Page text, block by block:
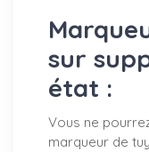
sur
état :
Vous ne
marqueur de